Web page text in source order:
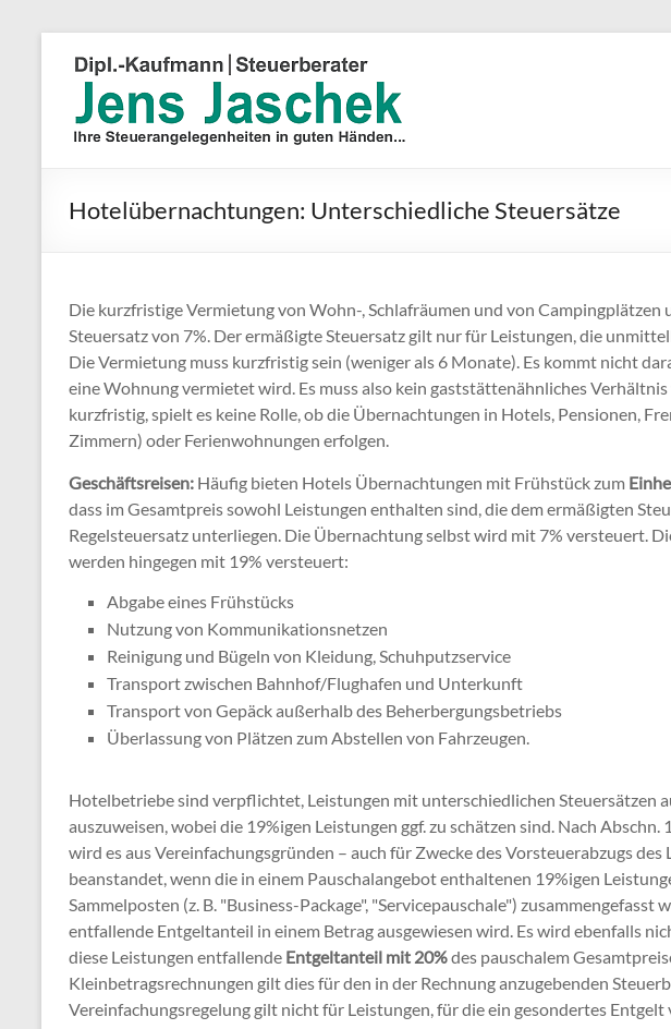
Hotelübernachtungen: Unterschiedliche Steuersätze
Die kurzfristige Vermietung von Wohn-, Schlafräumen und von
Steuersatz von 7%. Der ermäßigte Steuersatz gilt nur für Leistungen, die
Die Vermietung muss kurzfristig sein (weniger als 6 Monate). Es kommt nicht
eine Wohnung vermietet wird. Es muss also kein gaststättenähnliches
kurzfristig, spielt es keine Rolle, ob die Übernachtungen in Hotels, Pensionen,
Zimmern) oder Ferienwohnungen erfolgen.
Geschäftsreisen: Häufig bieten Hotels Übernachtungen mit Frühstück zum
dass im Gesamtpreis sowohl Leistungen enthalten sind, die dem ermäßigten
Regelsteuersatz unterliegen. Die Übernachtung selbst wird mit 7% versteuert.
werden hingegen mit 19% versteuert:
Abgabe eines Frühstücks
Nutzung von Kommunikationsnetzen
Reinigung und Bügeln von Kleidung, Schuhputzservice
Transport zwischen Bahnhof/Flughafen und Unterkunft
Transport von Gepäck außerhalb des Beherbergungsbetriebs
Überlassung von Plätzen zum Abstellen von Fahrzeugen.
Hotelbetriebe sind verpflichtet, Leistungen mit unterschiedlichen Steuersätzen
auszuweisen, wobei die 19%igen Leistungen ggf. zu schätzen sind. Nach Abschn.
wird es aus Vereinfachungsgründen – auch für Zwecke des Vorsteuerabzugs
beanstandet, wenn die in einem Pauschalangebot enthaltenen 19%igen
Sammelposten (z. B. "Business-Package", "Servicepauschale") zusammengefasst
entfallende Entgeltanteil in einem Betrag ausgewiesen wird. Es wird ebenfalls
diese Leistungen entfallende Entgeltanteil mit 20%des pauschalem
Kleinbetragsrechnungen gilt dies für den in der Rechnung anzugebenden
Vereinfachungsregelung gilt nicht für Leistungen, für die ein gesondertes Entgelt